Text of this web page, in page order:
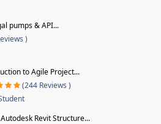
pumps & API...
)
to Agile Project...
(244 Reviews )
Revit Structure...